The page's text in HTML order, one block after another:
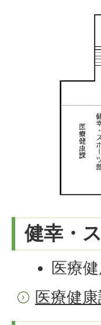
健幸・
医療
医療健康